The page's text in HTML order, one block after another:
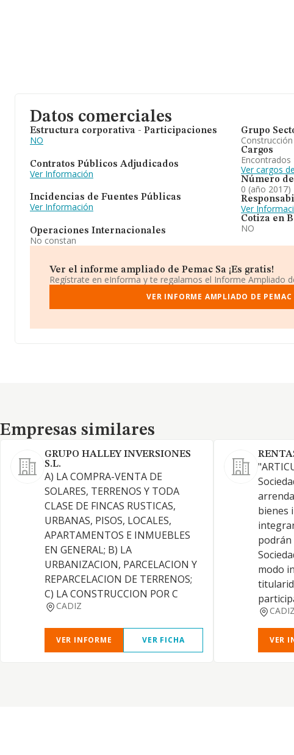
Datos comerciales
Estructura corporativa - Participaciones
NO
Contratos Públicos Adjudicados
Ver Información
Incidencias de Fuentes Públicas
Ver Información
Operaciones Internacionales
No constan
Grupo
Cargos
Ver cargos
Número
0 (año 2017)
Ver
Cotiza en
NO
Ver el informe ampliado de Pemac Sa ¡Es gratis!
Regístrate en eInforma y te regalamos el Informe Ampliado
VER INFORME AMPLIADO DE PEMAC
Empresas similares
Empresas similares
GRUPO HALLEY INVERSIONES
S.L.
A) LA COMPRA-VENTA DE
SOLARES, TERRENOS Y TODA
CLASE DE FINCAS RUSTICAS,
URBANAS, PISOS, LOCALES,
APARTAMENTOS E INMUEBLES
EN GENERAL; B) LA
URBANIZACION, PARCELACION Y
REPARCELACION DE TERRENOS;
C) LA CONSTRUCCION POR C
CADIZ
VER INFORME VER FICHA
bienes
podrán
modo
CADIZ
VER